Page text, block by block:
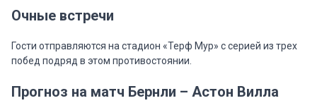
Очные встречи
Гости отправляются на стадион «Терф Мур» с серией из трех
побед подряд в этом противостоянии.
Прогноз на матч Бернли – Астон Вилла